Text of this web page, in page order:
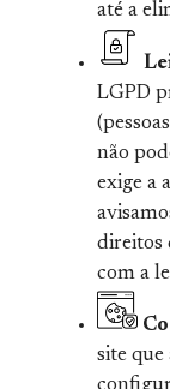
até a
LGPD
não
exige a
direitos
com a
site que